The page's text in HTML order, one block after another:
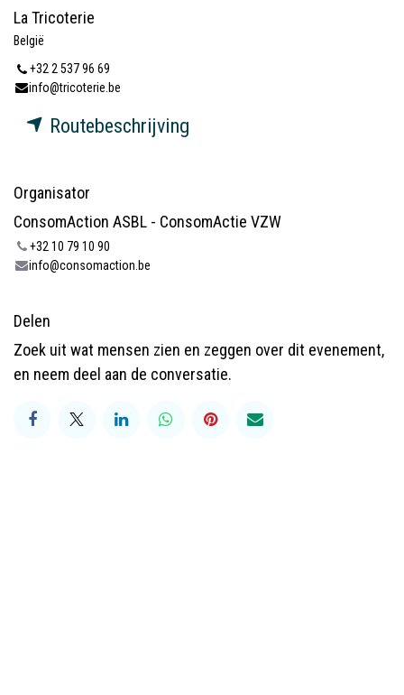
La Tricoterie
België
+32 2 537 96 69
info@tricoterie.be
Routebeschrijving
Organisator
ConsomAction ASBL - ConsomActie VZW
+32 10 79 10 90
info@consomaction.be
Delen
Zoek uit wat mensen zien en zeggen over dit evenement,
en neem deel aan de conversatie.